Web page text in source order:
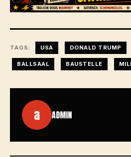
TAGS: USA DONALD TRUMP
BALLSAAL BAUSTELLE
a ADMIN